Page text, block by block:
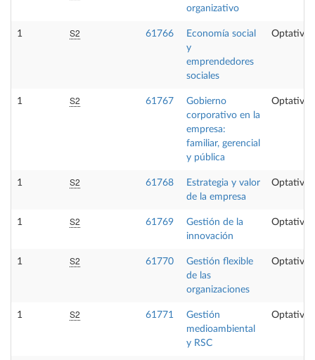
organizativo
1 S2 61766
Economía social
y
emprendedores
sociales
Optativa
1 S2 61767
Gobierno
corporativo en la
empresa:
familiar, gerencial
y pública
Optativa
1 S2 61768
Estrategia y valor
de la empresa
Optativa
1 S2 61769
Gestión de la
innovación
Optativa
1 S2 61770
Gestión flexible
de las
organizaciones
Optativa
1 S2 61771
Gestión
medioambiental
y RSC
Optativa